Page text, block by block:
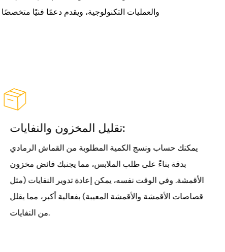
تقليل المخزون والنفايات:
يمكنك حساب ونسج الكمية المطلوبة من القماش الرمادي
بدقة بناءً على طلب الملابس، مما يجنبك فائض مخزون
الأقمشة. وفي الوقت نفسه، يمكن إعادة تدوير النفايات (مثل
قصاصات الأقمشة والأقمشة المعيبة) بفعالية أكبر، مما يقلل
من النفايات.